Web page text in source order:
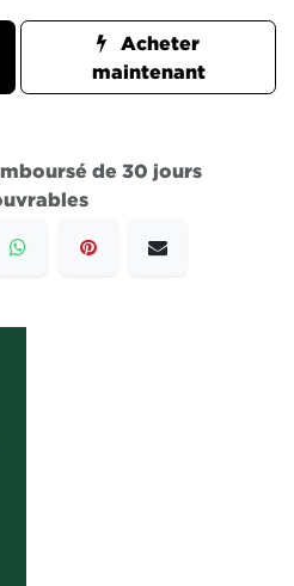
Acheter
maintenant
de 30 jours